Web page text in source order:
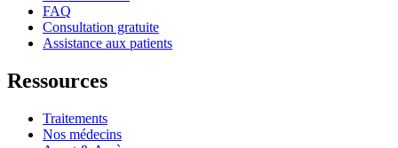
FAQ
Consultation gratuite
Assistance aux patients
Ressources
Traitements
Nos médecins